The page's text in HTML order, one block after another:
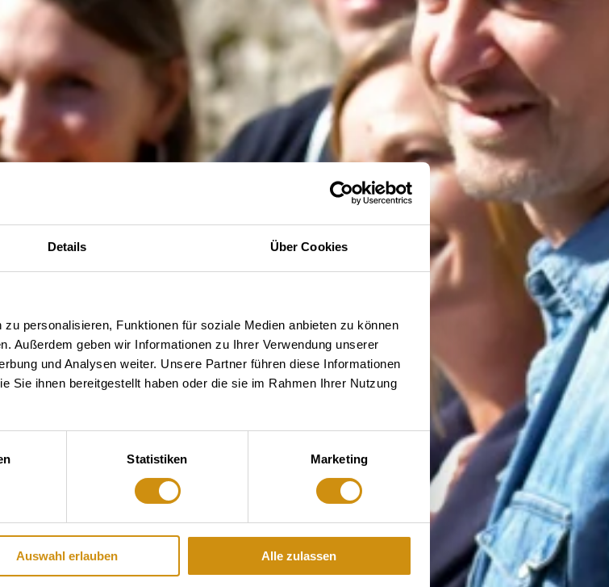
Details Über Cookies
personalisieren, Funktionen für soziale Medien anbieten zu können
Außerdem geben wir Informationen zu Ihrer Verwendung unserer
und Analysen weiter. Unsere Partner führen diese Informationen
Sie ihnen bereitgestellt haben oder die sie im Rahmen Ihrer Nutzung
Statistiken Marketing
Auswahl erlauben Alle zulassen